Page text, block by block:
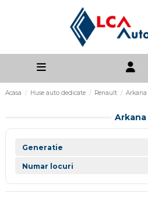
Acasa Huse auto dedicate Renault Arkana
Arkana